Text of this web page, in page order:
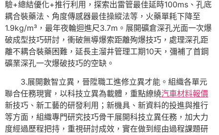
驗+總結優化+推行利用，探索出雷管最佳延時100ms、孔底
耦合裝藥法、角度傳感器最佳操縱法等，火藥單耗下降至
1.9kg/m³，最年夜輪迴進尺3.7m。展開礦倉深孔光面一次爆
破成型技巧研討，衝破無導爆索距離殉爆技巧，處理深孔距
離不耦合裝藥困難，延長主溜井管理工期10天，彌補了首鋼
礦業深孔一次爆破技巧的空缺。
3.展開數智立異，晉陞職工進修立異才能。組織各單元
聯合任務現實，以科技立異為載體，重點繚繞汽車材料報價
新技巧、新工藝的研發利用；新機具、新資料的投進與推行
等方面，組織專門研究技巧骨干展開科技立異任務，加大力
度經過歷程把持，重視研討成效，實在做到經由過程課題研